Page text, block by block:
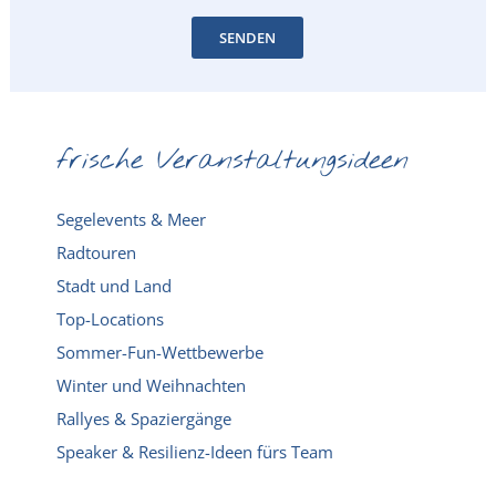
SENDEN
frische Veranstaltungsideen
Segelevents & Meer
Radtouren
Stadt und Land
Top-Locations
Sommer-Fun-Wettbewerbe
Winter und Weihnachten
Rallyes & Spaziergänge
Speaker & Resilienz-Ideen fürs Team